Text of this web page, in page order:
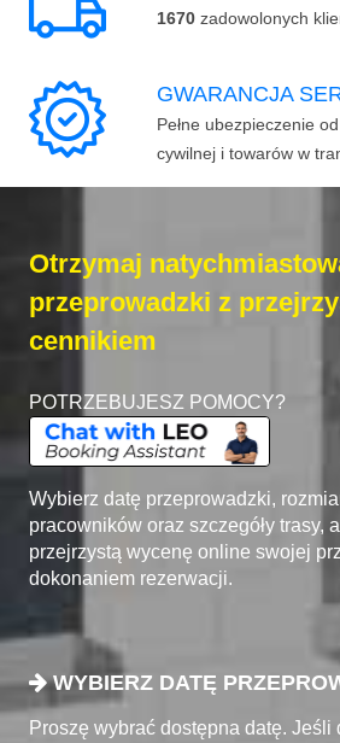
1670 zadowolonych
GWARANCJA
Pełne ubezpieczenie
cywilnej i towarów w
Otrzymaj
przeprowadzki z
cennikiem
POTRZEBUJESZ POMOCY?
Wybierz datę przeprowadzki,
pracowników oraz szczegóły trasy,
przejrzystą wycenę online swojej
dokonaniem rezerwacji.
WYBIERZ DATĘ
Proszę wybrać dostępna datę. Jeśli